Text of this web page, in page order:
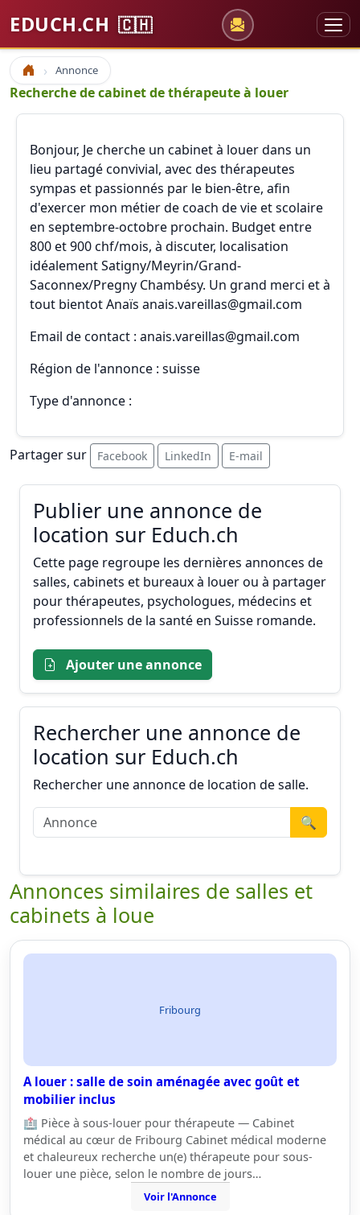
EDUCH.CH 🇨🇭
Accueil Annonce
Recherche de cabinet de thérapeute à louer
Bonjour, Je cherche un cabinet à louer dans un
lieu partagé convivial, avec des thérapeutes
sympas et passionnés par le bien-être, afin
d'exercer mon métier de coach de vie et scolaire
en septembre-octobre prochain. Budget entre
800 et 900 chf/mois, à discuter, localisation
idéalement Satigny/Meyrin/Grand-
Saconnex/Pregny Chambésy. Un grand merci et à
tout bientot Anaïs anais.vareillas@gmail.com
Email de contact : anais.vareillas@gmail.com
Région de l'annonce : suisse
Type d'annonce :
Partager sur Facebook LinkedIn E-mail
Publier une annonce de
location sur Educh.ch
Cette page regroupe les dernières annonces de
salles, cabinets et bureaux à louer ou à partager
pour thérapeutes, psychologues, médecins et
professionnels de la santé en Suisse romande.
Ajouter une annonce
Rechercher une annonce de
location sur Educh.ch
Rechercher une annonce de location de salle.
🔍
Annonces similaires de salles et
cabinets à loue
Fribourg
A louer : salle de soin aménagée avec goût et
mobilier inclus
🏥 Pièce à sous-louer pour thérapeute — Cabinet
médical au cœur de Fribourg Cabinet médical moderne
et chaleureux recherche un(e) thérapeute pour sous-
louer une pièce, selon le nombre de jours…
Voir l'Annonce